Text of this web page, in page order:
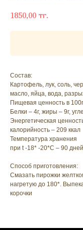
1850,00 тг.
Состав:
Картофель, лук, соль,
масло, яйца, вода,
Пищевая ценность в
Белки – 4г, жиры – 9г,
Энергетическая
калорийность – 209 ккал
Температура хранения
при t -18* -20*С – 90
Способ приготовления:
Смазать пирожки
нагретую до 180*.
корочки